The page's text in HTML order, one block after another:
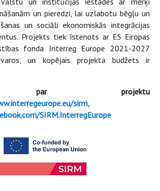
un pieredzi, lai uzlabotu bēgļu un
un sociāli ekonomiskās integrācijas
Projekts tiek īstenots ar ES Eiropas
fonda Interreg Europe 2021-2027
un kopējais projekta budžets ir
par projektu
sirm,
SIRM.InterregEurope